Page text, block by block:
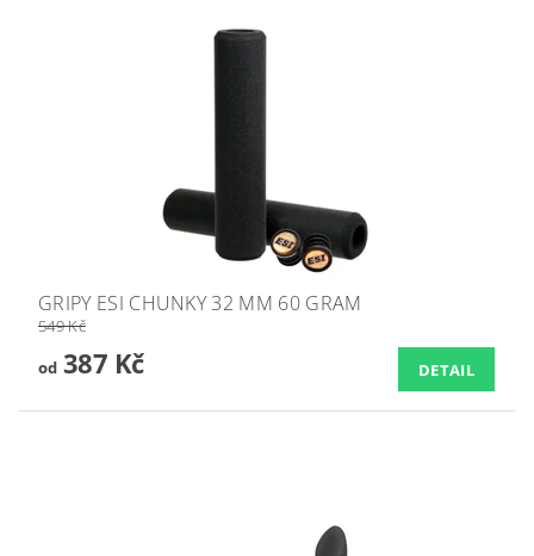
GRIPY ESI CHUNKY 32 MM 60 GRAM
549 Kč
od387 Kč DETAIL